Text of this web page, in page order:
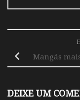
Mangás
DEIXE UM